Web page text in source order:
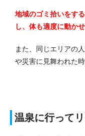
地域のゴミ拾いをす
し、体も適度に動か
また、同じエリアの
や災害に見舞われた
温泉に行って